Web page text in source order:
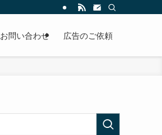
お問い合わせ 広告のご依頼